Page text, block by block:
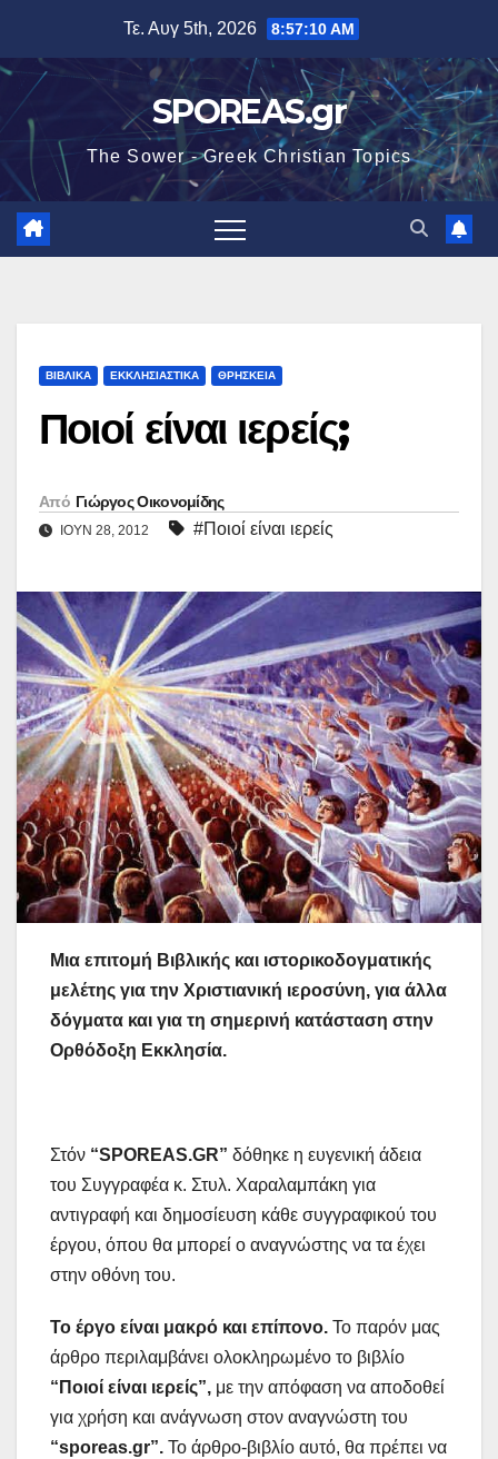
περιεχόμενο
Τε. Αυγ 5th, 2026 8:57:11 AM
SPOREAS.gr
The Sower - Greek Christian Topics
ΒΙΒΛΙΚΑ ΕΚΚΛΗΣΙΑΣΤΙΚΑ ΘΡΗΣΚΕΙΑ
Ποιοί είναι ιερείς;
Από Γιώργος Οικονομίδης
ΙΟΎΝ 28, 2012 #Ποιοί είναι ιερείς
Μια επιτομή Βιβλικής και ιστορικοδογματικής
μελέτης για την Χριστιανική ιεροσύνη, για άλλα
δόγματα και για τη σημερινή κατάσταση στην
Ορθόδοξη Εκκλησία.
Στόν “SPOREAS.GR” δόθηκε η ευγενική άδεια
του Συγγραφέα κ. Στυλ. Χαραλαμπάκη για
αντιγραφή και δημοσίευση κάθε συγγραφικού του
έργου, όπου θα μπορεί ο αναγνώστης να τα έχει
στην οθόνη του.
Το έργο είναι μακρό και επίπονο. Το παρόν μας
άρθρο περιλαμβάνει ολοκληρωμένο το βιβλίο
“Ποιοί είναι ιερείς”, με την απόφαση να αποδοθεί
για χρήση και ανάγνωση στον αναγνώστη του
“sporeas.gr”. Το άρθρο-βιβλίο αυτό, θα πρέπει να